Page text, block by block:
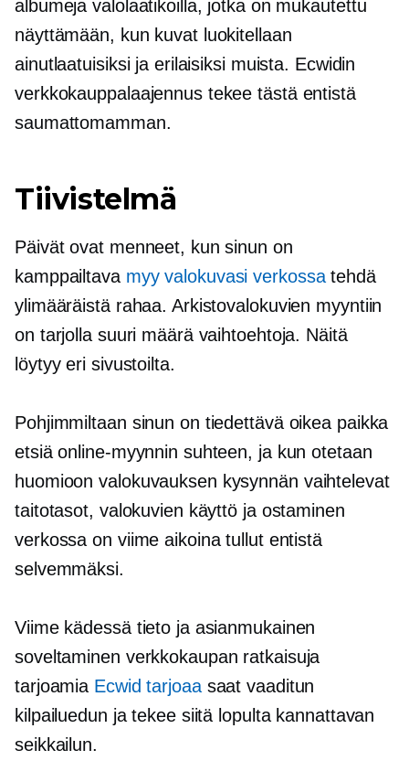
albumeja valolaatikoilla, jotka on mukautettu
näyttämään, kun kuvat luokitellaan
ainutlaatuisiksi ja erilaisiksi muista. Ecwidin
verkkokauppalaajennus tekee tästä entistä
saumattomamman.
Tiivistelmä
Päivät ovat menneet, kun sinun on
kamppailtava myy valokuvasi verkossatehdä
ylimääräistä rahaa. Arkistovalokuvien myyntiin
on tarjolla suuri määrä vaihtoehtoja. Näitä
löytyy eri sivustoilta.
Pohjimmiltaan sinun on tiedettävä oikea paikka
etsiä online-myynnin suhteen, ja kun otetaan
huomioon valokuvauksen kysynnän vaihtelevat
taitotasot, valokuvien käyttö ja ostaminen
verkossa on viime aikoina tullut entistä
selvemmäksi.
Viime kädessä tieto ja asianmukainen
soveltaminen verkkokaupan ratkaisuja
tarjoamia Ecwid tarjoaasaat vaaditun
kilpailuedun ja tekee siitä lopulta kannattavan
seikkailun.